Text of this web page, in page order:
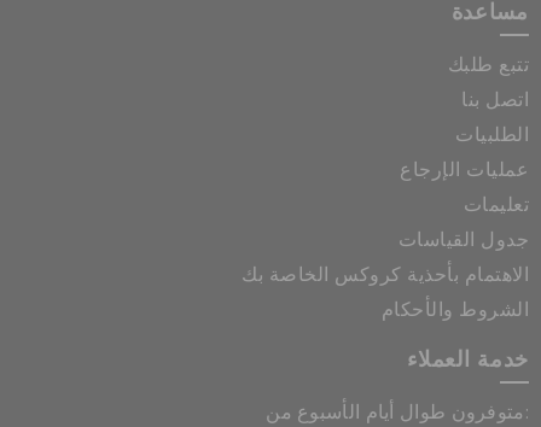
مساعدة
تتبع طلبك
اتصل بنا
الطلبيات
عمليات الإرجاع
تعليمات
جدول القياسات
الاهتمام بأحذية كروكس الخاصة بك
الشروط والأحكام
خدمة العملاء
متوفرون طوال أيام الأسبوع من: